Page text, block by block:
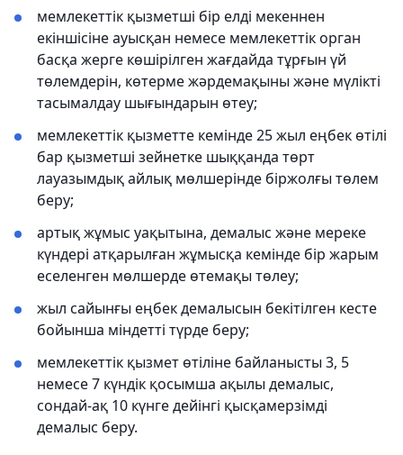
мемлекеттік қызметші бір елді мекеннен
екіншісіне ауысқан немесе мемлекеттік орган
басқа жерге көшірілген жағдайда тұрғын үй
төлемдерін, көтерме жәрдемақыны және мүлікті
тасымалдау шығындарын өтеу;
мемлекеттік қызметте кемінде 25 жыл еңбек өтілі
бар қызметші зейнетке шыққанда төрт
лауазымдық айлық мөлшерінде біржолғы төлем
беру;
артық жұмыс уақытына, демалыс және мереке
күндері атқарылған жұмысқа кемінде бір жарым
еселенген мөлшерде өтемақы төлеу;
жыл сайынғы еңбек демалысын бекітілген кесте
бойынша міндетті түрде беру;
мемлекеттік қызмет өтіліне байланысты 3, 5
немесе 7 күндік қосымша ақылы демалыс,
сондай-ақ 10 күнге дейінгі қысқамерзімді
демалыс беру.